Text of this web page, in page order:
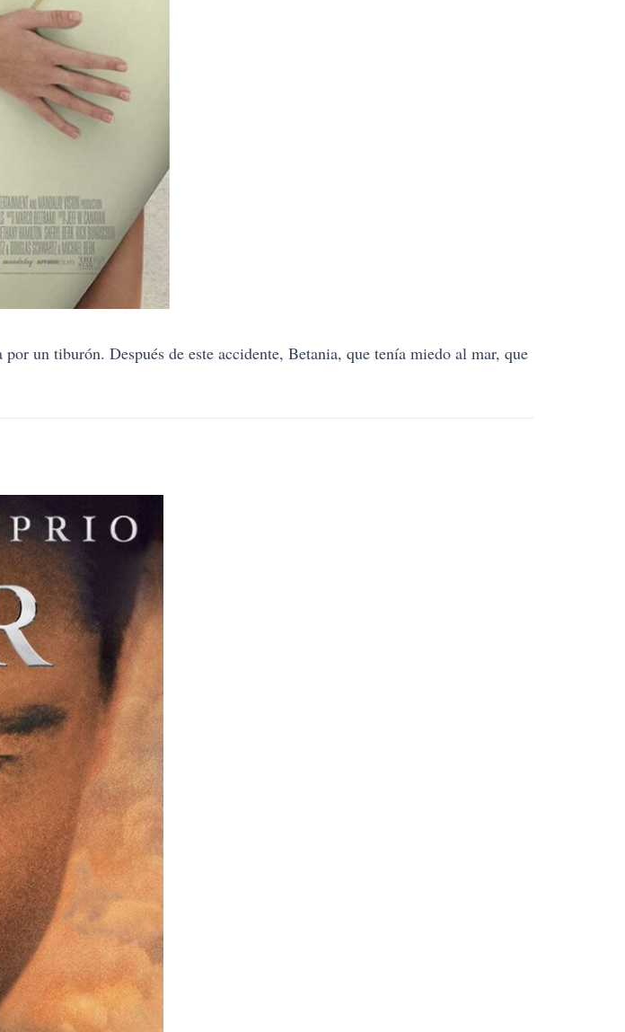
un tiburón. Después de este accidente, Betania, que tenía miedo al mar, que